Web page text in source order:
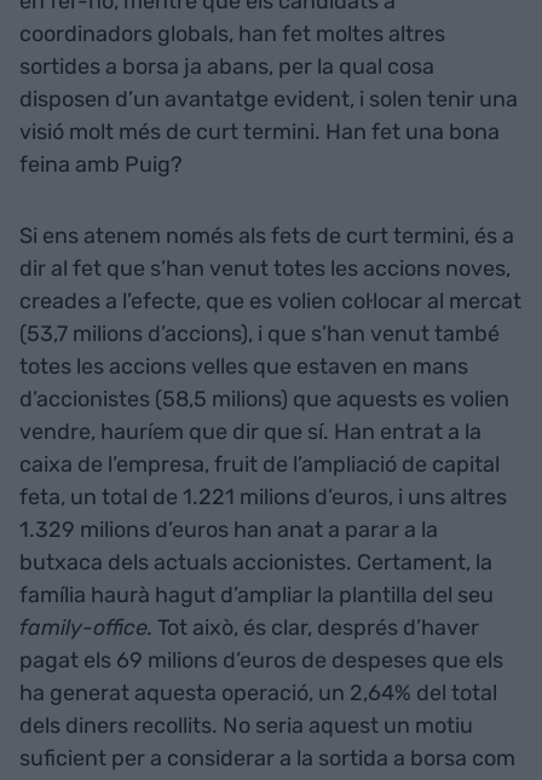
coordinadors globals, han fet moltes altres
sortides a borsa ja abans, per la qual cosa
disposen d’un avantatge evident, i solen tenir una
visió molt més de curt termini. Han fet una bona
feina amb Puig?
Si ens atenem només als fets de curt termini, és a
dir al fet que s’han venut totes les accions noves,
creades a l’efecte, que es volien col·locar al mercat
(53,7 milions d’accions), i que s’han venut també
totes les accions velles que estaven en mans
d’accionistes (58,5 milions) que aquests es volien
vendre, hauríem que dir que sí. Han entrat a la
caixa de l’empresa, fruit de l’ampliació de capital
feta, un total de 1.221 milions d’euros, i uns altres
1.329 milions d’euros han anat a parar a la
butxaca dels actuals accionistes. Certament, la
família haurà hagut d’ampliar la plantilla del seu
family-office. Tot això, és clar, després d’haver
pagat els 69 milions d’euros de despeses que els
ha generat aquesta operació, un 2,64% del total
dels diners recollits. No seria aquest un motiu
suficient per a considerar a la sortida a borsa com